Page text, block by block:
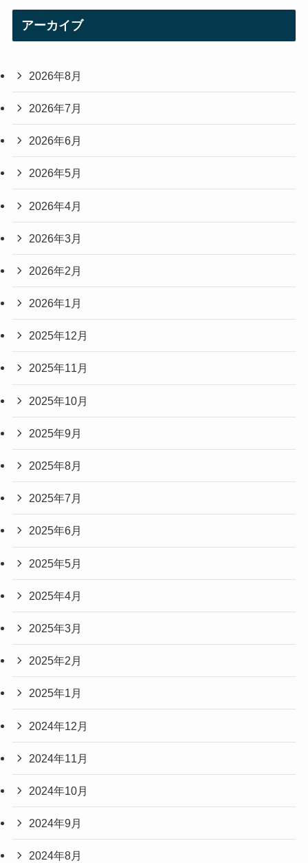
アーカイブ
2026年8月
2026年7月
2026年6月
2026年5月
2026年4月
2026年3月
2026年2月
2026年1月
2025年12月
2025年11月
2025年10月
2025年9月
2025年8月
2025年7月
2025年6月
2025年5月
2025年4月
2025年3月
2025年2月
2025年1月
2024年12月
2024年11月
2024年10月
2024年9月
2024年8月